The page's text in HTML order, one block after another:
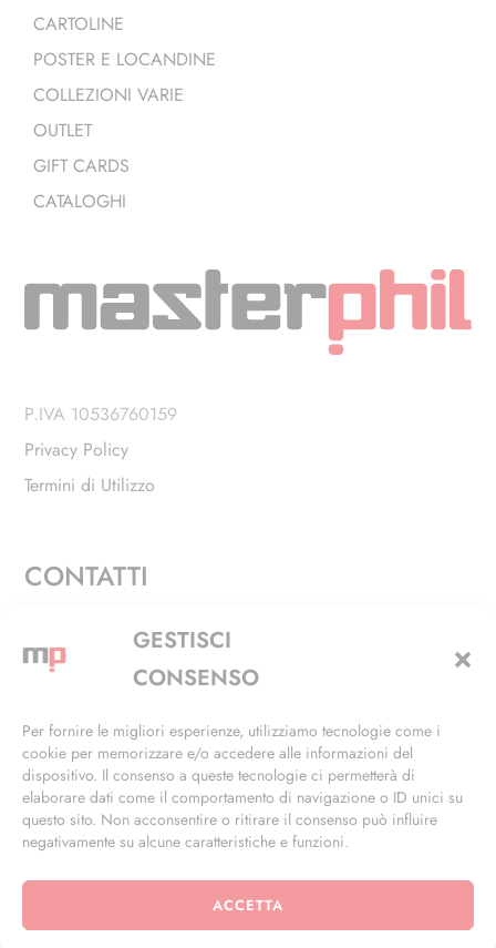
GESTISCI
CONSENSO
Per fornire le migliori esperienze, utilizziamo tecnologie come i
cookie per memorizzare e/o accedere alle informazioni del
dispositivo. Il consenso a queste tecnologie ci permetterà di
elaborare dati come il comportamento di navigazione o ID unici su
questo sito. Non acconsentire o ritirare il consenso può influire
negativamente su alcune caratteristiche e funzioni.
ACCETTA
CARTOLINE
POSTER E LOCANDINE
COLLEZIONI VARIE
OUTLET
GIFT CARDS
CATALOGHI
P.IVA 10536760159
Privacy Policy
Termini di Utilizzo
CONTATTI
Via Alfieri, 27 - Trezzano Sul Naviglio (MI)
+39 02 4846 3155
info@masterphil.it